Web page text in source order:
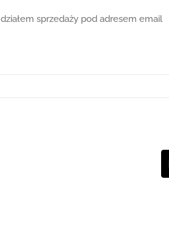
sprzedaży pod adresem email